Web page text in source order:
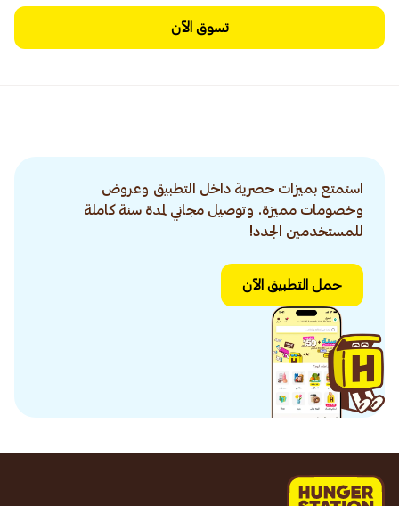
تسوق الآن
استمتع بميزات حصرية داخل التطبيق وعروض
وخصومات مميزة. وتوصيل مجاني لمدة سنة كاملة
للمستخدمين الجدد!
حمل التطبيق الآن